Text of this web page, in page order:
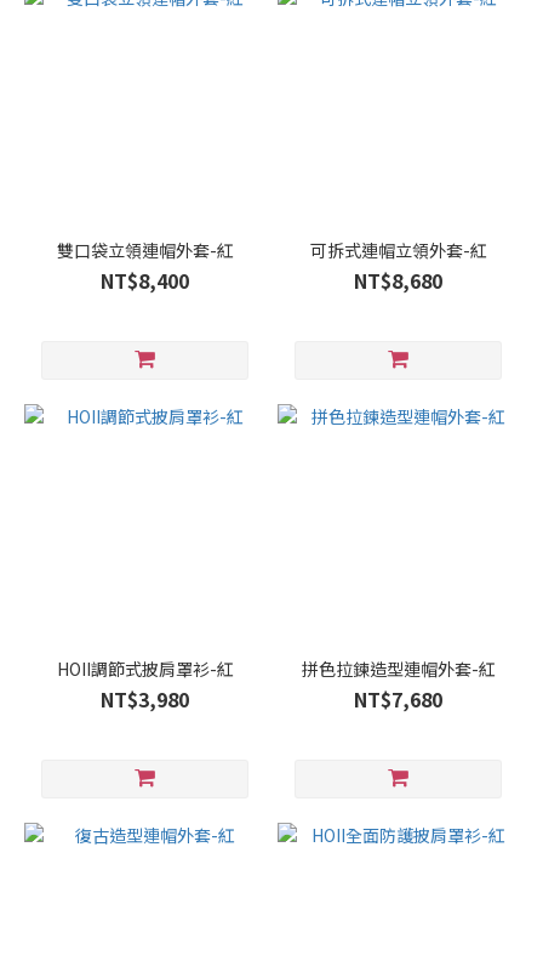
雙口袋立領連帽外套-紅
NT$8,400
可拆式連帽立領外套-紅
NT$8,680
HOII調節式披肩罩衫-紅
NT$3,980
拼色拉鍊造型連帽外套-紅
NT$7,680